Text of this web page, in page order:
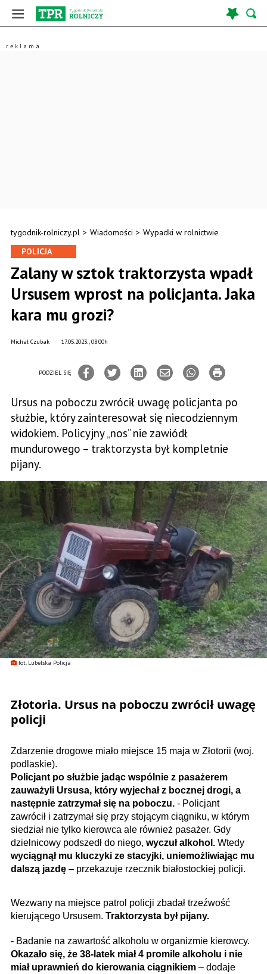
tygodnik-rolniczy.pl > Wiadomości > Wypadki w rolnictwie
fot. Lubelska Policja
POLICJA
Zalany w sztok traktorzysta wpadł
Ursusem wprost na policjanta. Jaka
kara mu grozi?
17.05.2023., 08:00h
Michał Czubak
PODZIEL SIĘ
Ursus na poboczu zwrócił uwagę policjanta po
służbie, który zainteresował się niecodziennym
widokiem. Policyjny „nos” nie zawiódł
mundurowego – traktorzysta był kompletnie
pijany.
Złotoria. Ursus na poboczu zwrócił uwagę
policji
Zdarzenie drogowe miało miejsce 15 maja w Złotorii (woj.
podlaskie).
Policjant po służbie jadąc wspólnie z pasażerem
zauważyli Ursusa, który wyjechał z bocznej drogi, a
następnie zatrzymał się na poboczu. - Policjant
zawrócił i zatrzymał się przy stojącym ciągniku, w którym
siedział nie tylko kierowca ale również pasażer. Gdy
dzielnicowy podszedł do niego, wyczuł alkohol. Wtedy
wyciągnął mu kluczyki ze stacyjki, uniemożliwiając mu
dalszą jazdę – przekazuje rzecznik białostockiej policji.
Wezwany na miejsce patrol policji zbadał trzeźwość
kierującego Ursusem. Traktorzysta był pijany.
- Badanie na zawartość alkoholu w organizmie kierowcy.
Okazało się, że 38-latek miał 4 promile alkoholu i nie
miał uprawnień do kierowania ciągnikiem – dodaje